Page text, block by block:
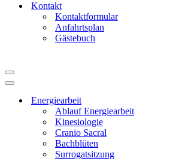
Kontakt
Kontaktformular
Anfahrtsplan
Gästebuch
Navigationsmenü
Navigationsmenü
Energiearbeit
Ablauf Energiearbeit
Kinesiologie
Cranio Sacral
Bachblüten
Surrogatsitzung